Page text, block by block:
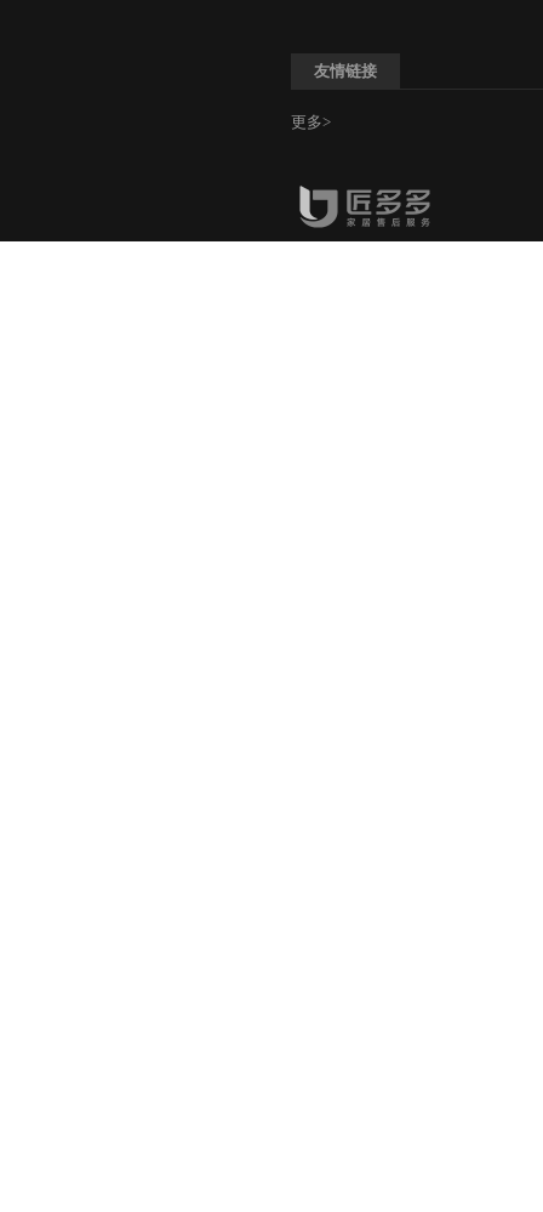
友情链接
更多>